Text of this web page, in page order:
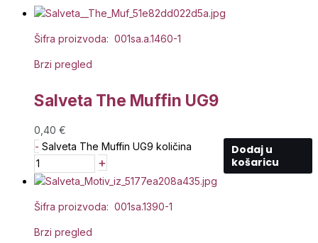
Šifra proizvoda: 001sa.a.1460-1
Brzi pregled
Salveta The Muffin UG9
0,40 €
- Salveta The Muffin UG9 količina
+
Dodaj u
košaricu
Šifra proizvoda: 001sa.1390-1
Brzi pregled